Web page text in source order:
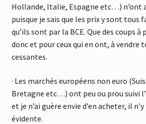
Hollande, Italie, Espagne etc…) n’ont
puisque je sais que les prix y sont tous
qu’ils sont par la BCE. Que des coups
donc et pour ceux qui en ont, à vendre
cessantes.
· Les marchés européens non euro
Bretagne etc…) ont peu ou prou suivi
et je n’ai guère envie d’en acheter, il
évidente.